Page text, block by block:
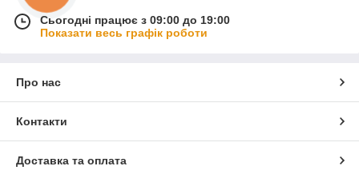
Сьогодні працює з 09:00 до 19:00
Показати весь графік роботи
Про нас
Контакти
Доставка та оплата